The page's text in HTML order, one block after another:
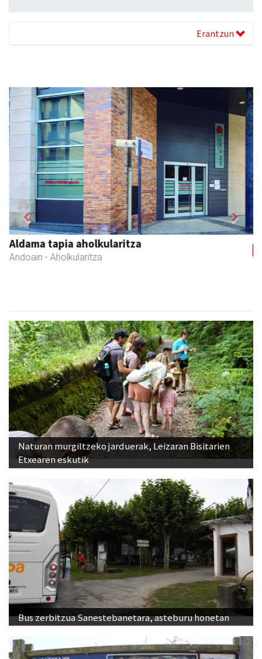
Erantzun
Aldama tapia aholkularitza
Andoain - Aholkularitza
Previous Next
Naturan murgiltzeko jarduerak, Leizaran Bisitarien
Etxearen eskutik
Bus zerbitzua Sanestebanetara, asteburu honetan